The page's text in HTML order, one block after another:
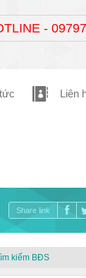
-
Liên
Share link
kiếm BĐS